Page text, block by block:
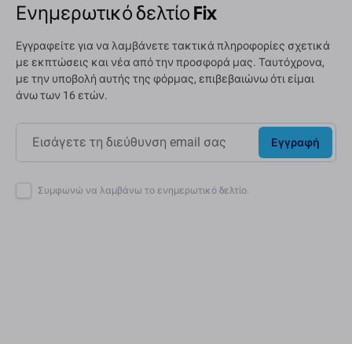
Ενημερωτικό δελτίο Fix
Εγγραφείτε για να λαμβάνετε τακτικά πληροφορίες σχετικά
με εκπτώσεις και νέα από την προσφορά μας. Ταυτόχρονα,
με την υποβολή αυτής της φόρμας, επιβεβαιώνω ότι είμαι
άνω των 16 ετών.
Εγγραφή
Συμφωνώ να λαμβάνω το ενημερωτικό δελτίο.